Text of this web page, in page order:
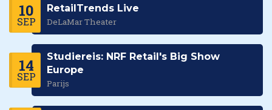
10
SEP
RetailTrends Live
DeLaMar Theater
14
SEP
Studiereis: NRF Retail's Big Show
Europe
Parijs